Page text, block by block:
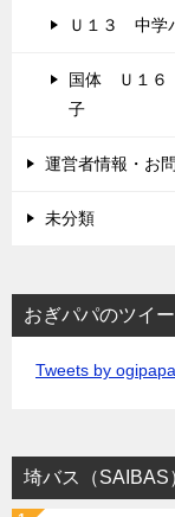
Ｕ１３ 中学
国体 Ｕ１６
子
運営者情報・お
未分類
おぎパパのツイー
Tweets by
埼バス（SAIBAS